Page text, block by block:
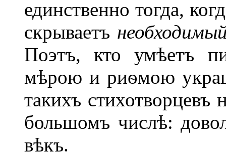
единственно тогда,
скрываетъ
Поэтъ, кто умѣетъ
мѣрою и риѳмою
такихъ
большомъ числѣ:
вѣкъ.